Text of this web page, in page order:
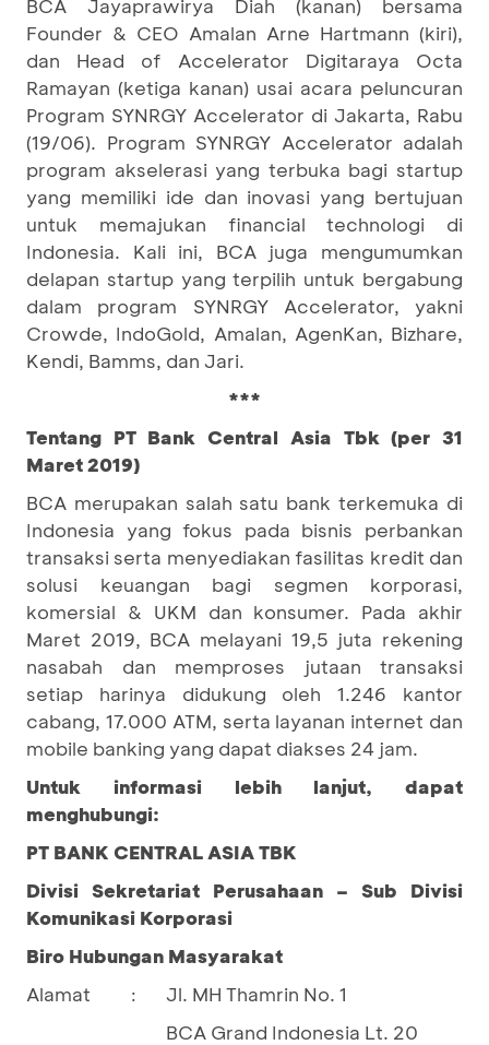
BCA Jayaprawirya Diah (kanan) bersama
Founder & CEO Amalan Arne Hartmann (kiri),
dan Head of Accelerator Digitaraya Octa
Ramayan (ketiga kanan) usai acara peluncuran
Program SYNRGY Accelerator di Jakarta, Rabu
(19/06). Program SYNRGY Accelerator adalah
program akselerasi yang terbuka bagi startup
yang memiliki ide dan inovasi yang bertujuan
untuk memajukan financial technologi di
Indonesia. Kali ini, BCA juga mengumumkan
delapan startup yang terpilih untuk bergabung
dalam program SYNRGY Accelerator, yakni
Crowde, IndoGold, Amalan, AgenKan, Bizhare,
Kendi, Bamms, dan Jari.
***
Tentang PT Bank Central Asia Tbk (per 31
Maret 2019)
BCA merupakan salah satu bank terkemuka di
Indonesia yang fokus pada bisnis perbankan
transaksi serta menyediakan fasilitas kredit dan
solusi keuangan bagi segmen korporasi,
komersial & UKM dan konsumer. Pada akhir
Maret 2019, BCA melayani 19,5 juta rekening
nasabah dan memproses jutaan transaksi
setiap harinya didukung oleh 1.246 kantor
cabang, 17.000 ATM, serta layanan internet dan
mobile banking yang dapat diakses 24 jam.
Untuk informasi lebih lanjut, dapat
menghubungi:
PT BANK CENTRAL ASIA TBK
Divisi Sekretariat Perusahaan – Sub Divisi
Komunikasi Korporasi
Biro Hubungan Masyarakat
Alamat
:
Jl. MH Thamrin No. 1
BCA Grand Indonesia Lt. 20